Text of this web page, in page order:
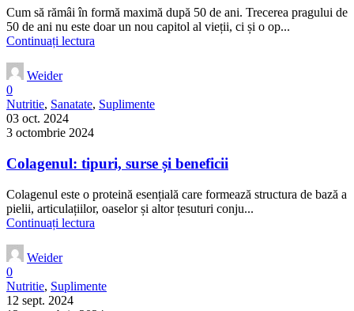
Cum să rămâi în formă maximă după 50 de ani. Trecerea pragului de
50 de ani nu este doar un nou capitol al vieții, ci și o op...
Continuați lectura
Weider
0
Nutritie, Sanatate, Suplimente
03 oct. 2024
3 octombrie 2024
Colagenul: tipuri, surse și beneficii
Colagenul este o proteină esențială care formează structura de bază a
pielii, articulațiilor, oaselor și altor țesuturi conju...
Continuați lectura
Weider
0
Nutritie, Suplimente
12 sept. 2024